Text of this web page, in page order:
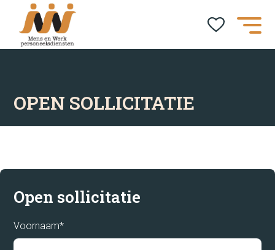
OPEN SOLLICITATIE
Open sollicitatie
Voornaam*